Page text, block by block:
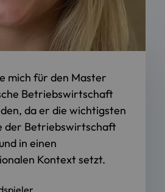
mich für den Master
Betriebswirtschaft
da er die wichtigsten
der Betriebswirtschaft
in einen
Kontext setzt.